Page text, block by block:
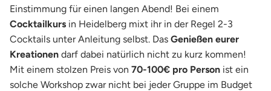
Einstimmung für einen langen Abend! Bei einem
Cocktailkurs in Heidelberg mixt ihr in der Regel 2-3
Cocktails unter Anleitung selbst. Das Genießen eurer
Kreationen darf dabei natürlich nicht zu kurz kommen!
Mit einem stolzen Preis von 70-100€ pro Person ist ein
solche Workshop zwar nicht bei jeder Gruppe im Budget